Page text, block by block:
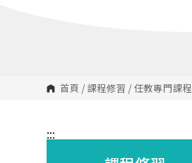
首頁 / 課程修習 / 任教專門課程
:::